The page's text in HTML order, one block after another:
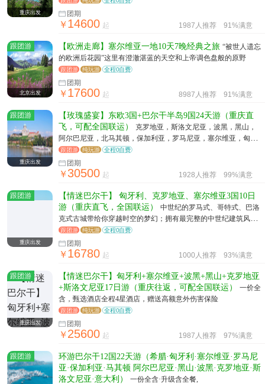
重庆出发 团期
￥14600 起 1987人推荐 91%满意
跟团游
北京出发
【欧洲走廊】塞尔维亚一地10天7晚经典之旅 “被世人遗忘
的欧洲后花园”这里有澄澈湛蓝的天空和上帝调色盘般的原野
跟团游 纯玩游 全程0自费
团期
￥17600 起 8987人推荐 91%满意
跟团游
重庆出发
【玫瑰盛宴】东欧3国+巴尔干半岛9国24天游（重庆直
飞，可配全国联运）
克罗地亚，斯洛文尼亚，波黑，黑山，
阿尔巴尼亚，北马其顿，保加利亚，罗马尼亚，塞尔维亚，匈牙
利，奥地利，斯洛伐克
跟团游 纯玩游 全程0自费
团期
￥30500 起 1928人推荐 99%满意
跟团游
重庆出发
【情迷巴尔干】 匈牙利、克罗地亚、塞尔维亚3国10日
游（重庆直飞，全国联运）
中世纪的罗马式、哥特式、巴洛
克式古城带给你穿越时空的梦幻；拥有最完整的中世纪建筑风
格，以及防御性最强的古城墙。
跟团游 纯玩游 全程0自费
团期
￥16780 起 1000人推荐 93%满意
跟团游
重庆出发
【情迷巴尔干】匈牙利+塞尔维亚+波黑+黑山+克罗地亚
+斯洛文尼亚17日游（重庆往返，可配全国联运）
一价全
含，甄选酒店全程4星酒店，赠送高额意外伤害保险
跟团游 纯玩游 全程0自费
团期
￥25600 起 1987人推荐 97%满意
跟团游
环游巴尔干12国22天游（希腊·匈牙利·塞尔维亚·罗马尼
亚·保加利亚·马其顿 阿尔巴尼亚·黑山·波黑·克罗地亚·斯
洛文尼亚·意大利）
一份全含·升级含全餐,